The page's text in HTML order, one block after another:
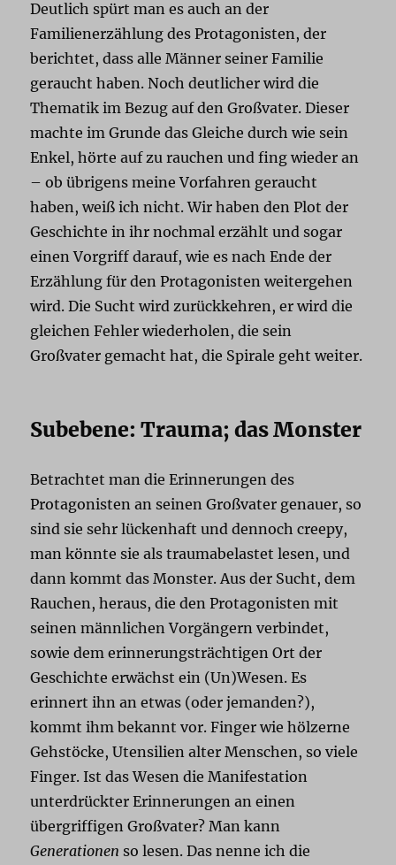
Deutlich spürt man es auch an der
Familienerzählung des Protagonisten, der
berichtet, dass alle Männer seiner Familie
geraucht haben. Noch deutlicher wird die
Thematik im Bezug auf den Großvater. Dieser
machte im Grunde das Gleiche durch wie sein
Enkel, hörte auf zu rauchen und fing wieder an
– ob übrigens meine Vorfahren geraucht
haben, weiß ich nicht. Wir haben den Plot der
Geschichte in ihr nochmal erzählt und sogar
einen Vorgriff darauf, wie es nach Ende der
Erzählung für den Protagonisten weitergehen
wird. Die Sucht wird zurückkehren, er wird die
gleichen Fehler wiederholen, die sein
Großvater gemacht hat, die Spirale geht weiter.
Subebene: Trauma; das Monster
Betrachtet man die Erinnerungen des
Protagonisten an seinen Großvater genauer, so
sind sie sehr lückenhaft und dennoch creepy,
man könnte sie als traumabelastet lesen, und
dann kommt das Monster. Aus der Sucht, dem
Rauchen, heraus, die den Protagonisten mit
seinen männlichen Vorgängern verbindet,
sowie dem erinnerungsträchtigen Ort der
Geschichte erwächst ein (Un)Wesen. Es
erinnert ihn an etwas (oder jemanden?),
kommt ihm bekannt vor. Finger wie hölzerne
Gehstöcke, Utensilien alter Menschen, so viele
Finger. Ist das Wesen die Manifestation
unterdrückter Erinnerungen an einen
übergriffigen Großvater? Man kann
Generationen so lesen. Das nenne ich die